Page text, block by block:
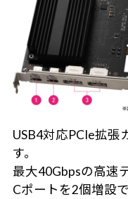
USB4対応PCIe拡張
す。
最大40Gbpsの高速
Cポートを2個増設で